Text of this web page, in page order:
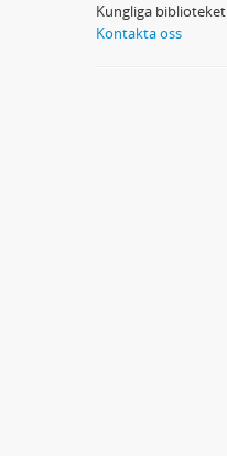
Kungliga biblioteket
Kontakta oss